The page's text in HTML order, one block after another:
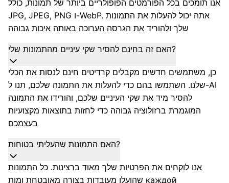
אנו תומכים בכל הפורמטים הפופולריים ביותר של תמונות, כולל
JPG, JPEG, PNG ו-WebP. אתה יכול להעלות את התמונות
שלך ולהוריד את הגרסה הערוכה באותה איכות גבוהה
האם זה בחינם להסיר שקי עיניים מהתמונות שלי?
כן, משתמשים חדשים מקבלים קרדיטים חינם לנסות את הכלי
שלנו. השתמשו בהם כדי להעלות את התמונה שלכם, תנו ל-AI
להסיר מיד את שקי העיניים שלכם, והורידו את התמונה
המוגמרת ברזולוציה גבוהה כדי לחזות בתוצאות מקצועיות
בעצמכם
האם התמונות שהעליתי בטוחות?
אנו לוקחים את הפרטיות שלך מאוד ברצינות. כל התמונות
שהועלו מעובדות בצורה מאובטחת ומות каждой